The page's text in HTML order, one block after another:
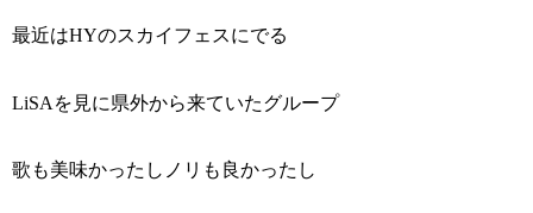
最近はHYのスカイフェスにでる
LiSAを見に県外から来ていたグループ
歌も美味かったしノリも良かったし